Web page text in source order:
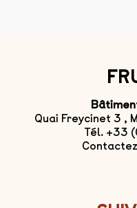
Quai Freycinet 3 ,
Tél. +33